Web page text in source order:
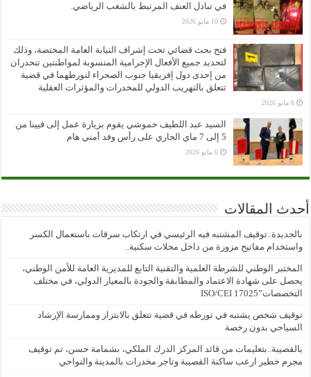
في تبادل العنف المرتبط بالشغب الرياضي.
10 مايو 2026
فتح بحث قضائي تحت إشراف النيابة العامة المختصة، وذلك
لتحديد جميع الأفعال الإجرامية المنسوبة لمواطنتين تنحدران
من إحدى دول إفريقيا جنوب الصحراء لتورطهما في قضية
تتعلق بالتهريب الدولي للمخدرات والمؤثرات العقلية
6 مايو 2026
السيد عبد اللطيف حموشي يقوم بزيارة عمل إلى فيينا من
5 إلى 7 ماي الجاري على رأس وفد أمني هام
6 مايو 2026
أحدث المقالات
بالجديدة..توقيف المشتبه فيه الرئيسي في ارتكاب سرقات باستعمال الكسر
واستخدام مفاتيح مزورة من داخل محلات سكنية..
المختبر الوطني للشرطة العلمية والتقنية التابع للمديرية العامة للأمن الوطني،
يحصل على شهادة الاعتماد والمطابقة والجودة بالمعيار الدولي، في مختلف
التخصصات”ISO/CEI 17025
توقيف شخص يشتبه في تورطه في قضية تتعلق بالابتزاز وممارسة الإرشاد
السياحي بدون رخصة
بالقصيبة..بتعليمات من قائد المركز الدرك الملكي، بشمامة حسن، تم توقيف
مجرم خطير ارعب ساكنة القصيبة وتاجر مخدرات بالمدينة والنواحي